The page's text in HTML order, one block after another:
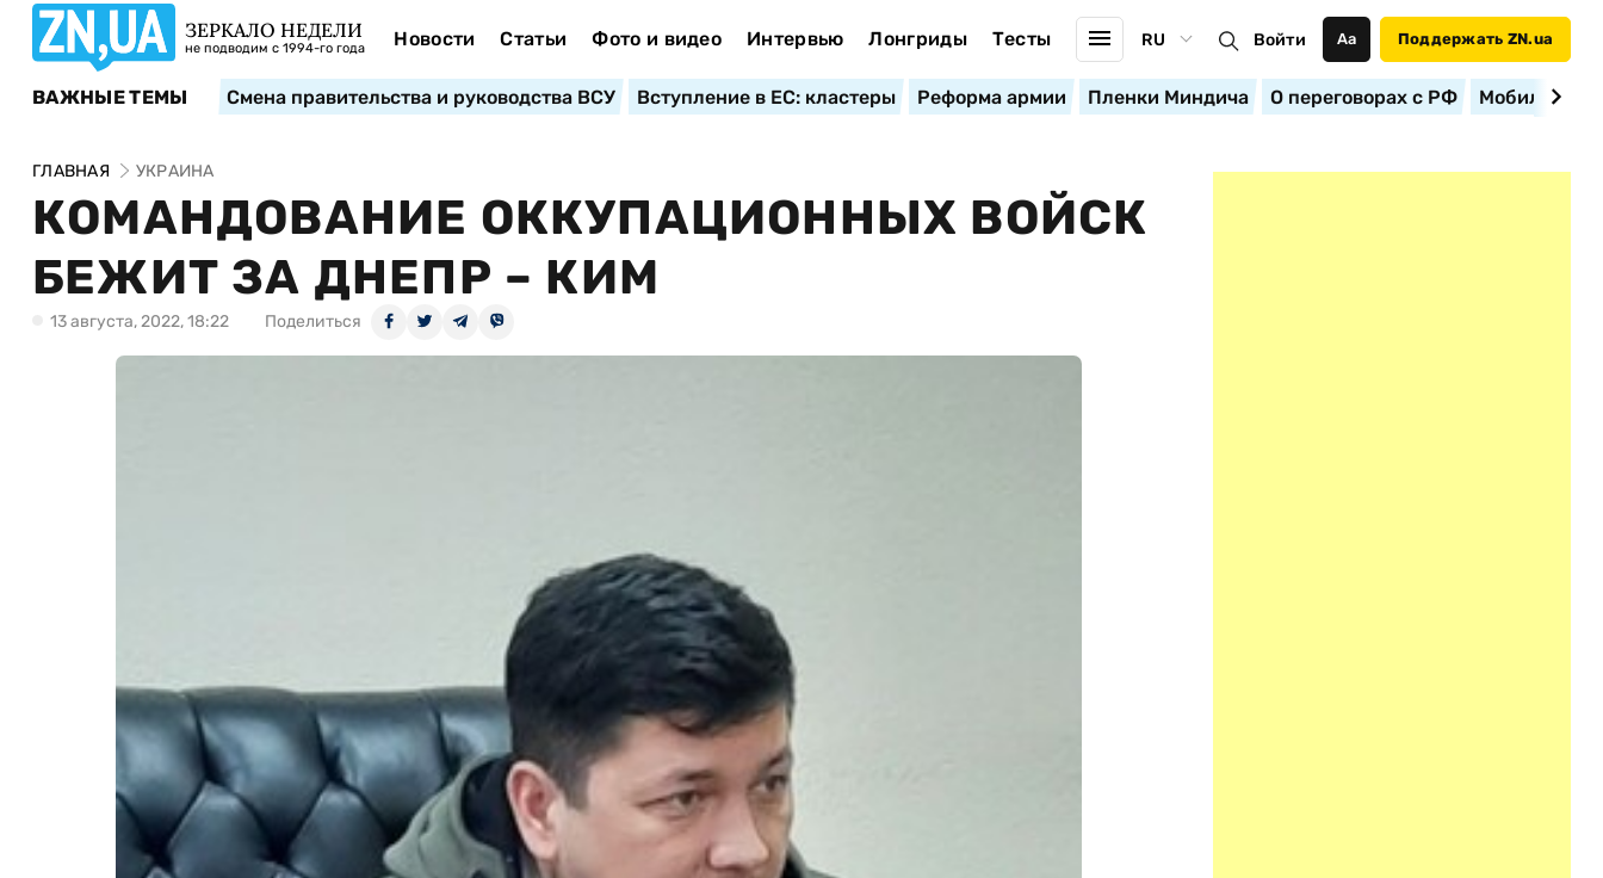
ЗЕРКАЛО НЕДЕЛИ
не подводим с 1994-го года Новости Статьи Фото и видео Интервью Лонгриды Тесты RU Войти Аа Поддержать ZN.ua
ВАЖНЫЕ ТЕМЫ Смена правительства и руководства ВСУ Вступление в ЕС: кластеры Реформа армии Пленки Миндича О переговорах с РФ
ГЛАВНАЯ УКРАИНА
КОМАНДОВАНИЕ ОККУПАЦИОННЫХ ВОЙСК
БЕЖИТ ЗА ДНЕПР – КИМ
13 августа, 2022, 18:22 Поделиться